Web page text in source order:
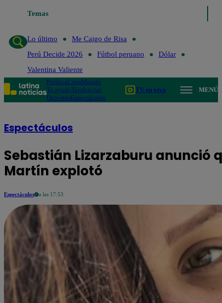
Temas
Lo último
Lo último
Me Caigo de Risa
Perú Decide 2026
Fútbol peruano
Dólar
Valentina Valiente
PolíticaLimaMundo
Te ayudoTendencias
DeportesEspectáculos
TV en vivo MENÚ
Espectáculos
Sebastián Lizarzaburu anunció
Martín explotó
Espectáculos a las 17:53